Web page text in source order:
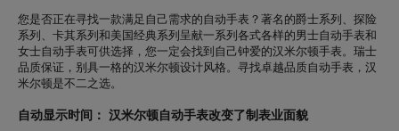
您是否正在寻找一款满足自己需求的自动手表？著名的爵士系列、探险
系列、卡其系列和美国经典系列呈献一系列各式各样的男士自动手表和
女士自动手表可供选择，您一定会找到自己钟爱的汉米尔顿手表。瑞士
品质保证，别具一格的汉米尔顿设计风格。寻找卓越品质自动手表，汉
米尔顿是不二之选。
自动显示时间： 汉米尔顿自动手表改变了制表业面貌